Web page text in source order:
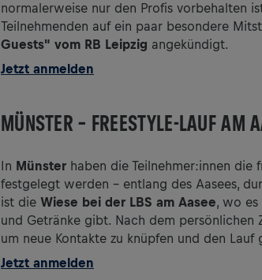
normalerweise nur den Profis vorbehalten
Teilnehmenden auf ein paar besondere
Guests" vom RB Leipzig angekündigt.
Jetzt anmelden
MÜNSTER – FREESTYLE-LAUF AM
In Münster haben die Teilnehmer:innen die
festgelegt werden – entlang des Aasees,
ist die Wiese bei der LBS am Aasee, wo es
und Getränke gibt. Nach dem
um neue Kontakte zu knüpfen und den Lauf
Jetzt anmelden